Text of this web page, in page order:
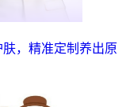
，精准定制养出原